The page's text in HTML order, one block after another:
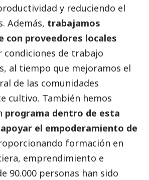
y reduciendo el
Además, trabajamos
con proveedores locales
condiciones de trabajo
al tiempo que mejoramos el
de las comunidades
cultivo. También hemos
programa dentro de esta
el empoderamiento de
formación en
emprendimiento e
90.000 personas han sido